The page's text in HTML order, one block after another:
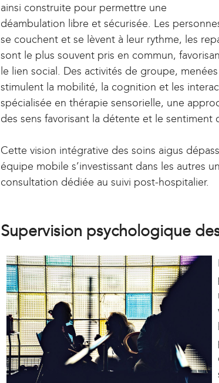
e
r
n
a
l
)
ainsi construite pour permettre une
déambulation libre et sécurisée. Les
se couchent et se lèvent à leur rythme, les
sont le plus souvent pris en commun,
le lien social. Des activités de groupe,
stimulent la mobilité, la cognition et les
spécialisée en thérapie sensorielle, une
des sens favorisant la détente et le sentiment
Cette vision intégrative des soins aigus
équipe mobile s’investissant dans les autres
consultation dédiée au suivi post-hospitalier.
Supervision psychologique